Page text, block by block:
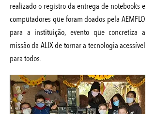
realizado o registro da entrega de notebooks e
computadores que foram doados pela AEMFLO
para a instituição, evento que concretiza a
missão da ALIX de tornar a tecnologia acessível
para todos.